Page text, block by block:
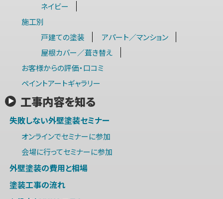
ネイビー
施工別
戸建ての塗装
アパート／マンション
屋根カバー／葺き替え
お客様からの評価・口コミ
ペイントアートギャラリー
工事内容を知る
失敗しない外壁塗装セミナー
オンラインでセミナーに参加
会場に行ってセミナーに参加
外壁塗装の費用と相場
塗装工事の流れ